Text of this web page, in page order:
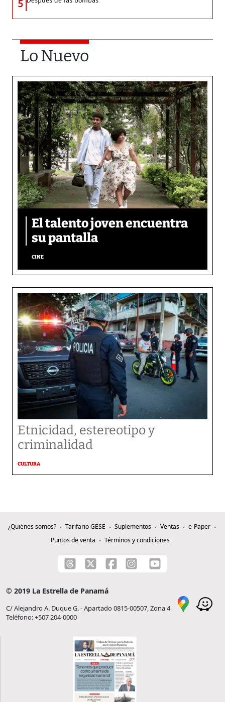
5
Lo Nuevo
El talento joven encuentra
su pantalla​
CINE
Etnicidad, estereotipo y
criminalidad
CULTURA
¿Quiénes somos? Tarifario GESE Suplementos Ventas
e-Paper
Puntos de venta
Términos y condiciones
© 2019 La Estrella de Panamá
C/ Alejandro A. Duque G. - Apartado 0815-00507, Zona 4
Teléfono: +507 204-0000